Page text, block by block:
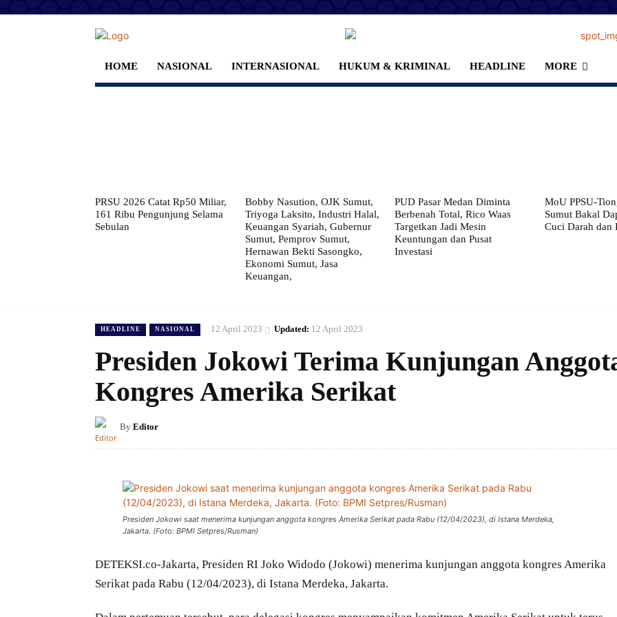
HOME NASIONAL INTERNASIONAL HUKUM & KRIMINAL HEADLINE MORE
PRSU 2026 Catat Rp50 Miliar,
161 Ribu Pengunjung Selama
Sebulan
Bobby Nasution, OJK Sumut,
Triyoga Laksito, Industri Halal,
Keuangan Syariah, Gubernur
Sumut, Pemprov Sumut,
Hernawan Bekti Sasongko,
Ekonomi Sumut, Jasa
Keuangan,
PUD Pasar Medan Diminta
Berbenah Total, Rico Waas
Targetkan Jadi Mesin
Keuntungan dan Pusat
Investasi
MoU PPSU-
Sumut Bakal
Cuci Darah dan
HEADLINE NASIONAL 12 April 2023 Updated: 12 April 2023
Presiden Jokowi Terima Kunjungan
Kongres Amerika Serikat
By Editor
Presiden Jokowi saat menerima kunjungan anggota kongres Amerika Serikat pada Rabu (12/04/2023), di Istana Merdeka,
Jakarta. (Foto: BPMI Setpres/Rusman)
DETEKSI.co-Jakarta, Presiden RI Joko Widodo (Jokowi) menerima kunjungan anggota kongres Amerika
Serikat pada Rabu (12/04/2023), di Istana Merdeka, Jakarta.